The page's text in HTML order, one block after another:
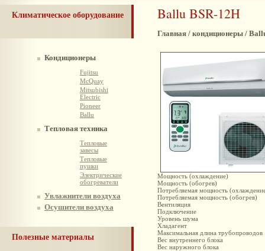
Климатическое оборудование
Кондиционеры
Fujitsu
McQuay
Mitsubishi
Electric
Pioneer
Ballu
Тепловая техника
Тепловые
завесы
Тепловые
пушки
Электрические
обогреватели
Увлажнители воздуха
Осушители воздуха
Полезные материалы
Ballu BSR-12H
Главная / кондиционеры /
Мощность (охлаждение)
Мощность (обогрев)
Потребляемая мощность
Потребляемая мощность (обогрев)
Вентиляция
Подключение
Уровень шума
Хладагент
Максимальная длина трубопроводов
Вес внутреннего блока
Вес наружного блока